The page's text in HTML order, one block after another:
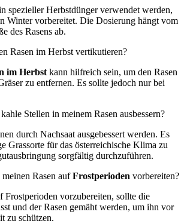
spezieller Herbstdünger verwendet werden,
Winter vorbereitet. Die Dosierung hängt vom
des Rasens ab.
Rasen im Herbst vertikutieren?
im Herbst kann hilfreich sein, um den Rasen
zu entfernen. Es sollte jedoch nur bei
Stellen in meinem Rasen ausbessern?
durch Nachsaat ausgebessert werden. Es
Grassorte für das österreichische Klima zu
sorgfältig durchzuführen.
Rasen aufFrostperioden vorbereiten?
Frostperioden vorzubereiten, sollte die
und der Rasen gemäht werden, um ihn vor
zu schützen.